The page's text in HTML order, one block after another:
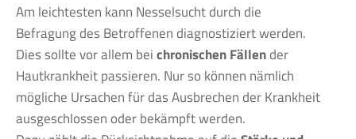
Am leichtesten kann Nesselsucht durch die
Befragung des Betroffenen diagnostiziert werden.
Dies sollte vor allem beichronischen Fällender
Hautkrankheit passieren. Nur so können nämlich
mögliche Ursachen für das Ausbrechen der Krankheit
ausgeschlossen oder bekämpft werden.